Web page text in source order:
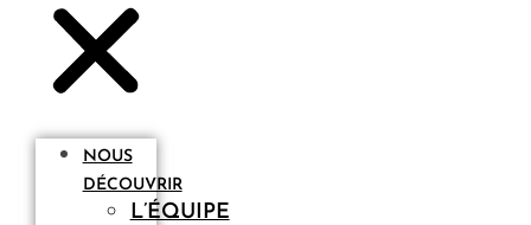
NOUS
DÉCOUVRIR
L’ÉQUIPE